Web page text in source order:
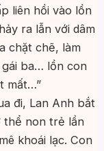
liên hồi vào lồn
ra lẫn với dâm
chặt chẽ, làm
gái ba… lồn con
mất…”
đi, Lan Anh bắt
thể non trẻ lần
khoái lạc. Con